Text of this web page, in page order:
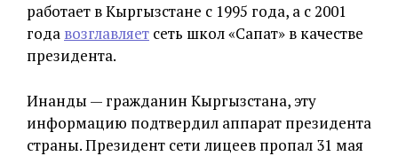
работает в Кыргызстане с 1995 года, а с 2001
года возглавляет сеть школ «Сапат» в качестве
президента.
Инанды — гражданин Кыргызстана, эту
информацию подтвердил аппарат президента
страны. Президент сети лицеев пропал 31 мая